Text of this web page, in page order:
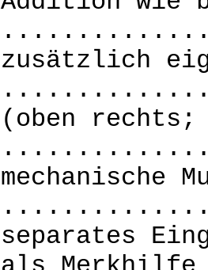
zusätzlich
(oben rechts;
separates